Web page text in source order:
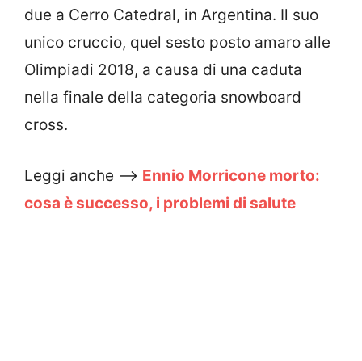
due a Cerro Catedral, in Argentina. Il suo
unico cruccio, quel sesto posto amaro alle
Olimpiadi 2018, a causa di una caduta
nella finale della categoria snowboard
cross.
Leggi anche –> Ennio Morricone morto:
cosa è successo, i problemi di salute